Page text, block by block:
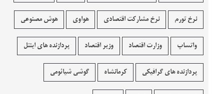
نرخ تورم نرخ مشارکت اقتصادی هواوی هوش مصنوعی
واتساپ وزارت اقتصاد وزیر اقتصاد پردازنده های اینتل
پردازنده های گرافیکی کرمانشاه گوشی شیائومی